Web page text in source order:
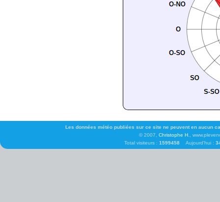
Les données météo publiées sur ce site ne peuvent en aucun
© 2007,Christophe H.,
Total visiteurs : 1599458 Aujourd'hui :